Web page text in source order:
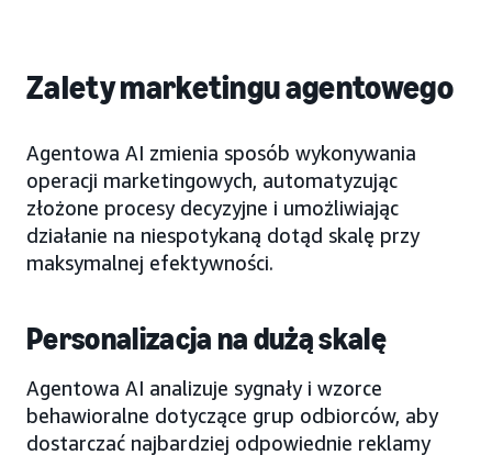
Zalety marketingu agentowego
Agentowa AI zmienia sposób wykonywania
operacji marketingowych, automatyzując
złożone procesy decyzyjne i umożliwiając
działanie na niespotykaną dotąd skalę przy
maksymalnej efektywności.
Personalizacja na dużą skalę
Agentowa AI analizuje sygnały i wzorce
behawioralne dotyczące grup odbiorców, aby
dostarczać najbardziej odpowiednie reklamy